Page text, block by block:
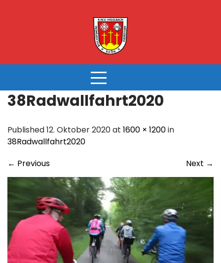
38Radwallfahrt2020
Published 12. Oktober 2020 at 1600 × 1200in
38Radwallfahrt2020
← Previous Next →